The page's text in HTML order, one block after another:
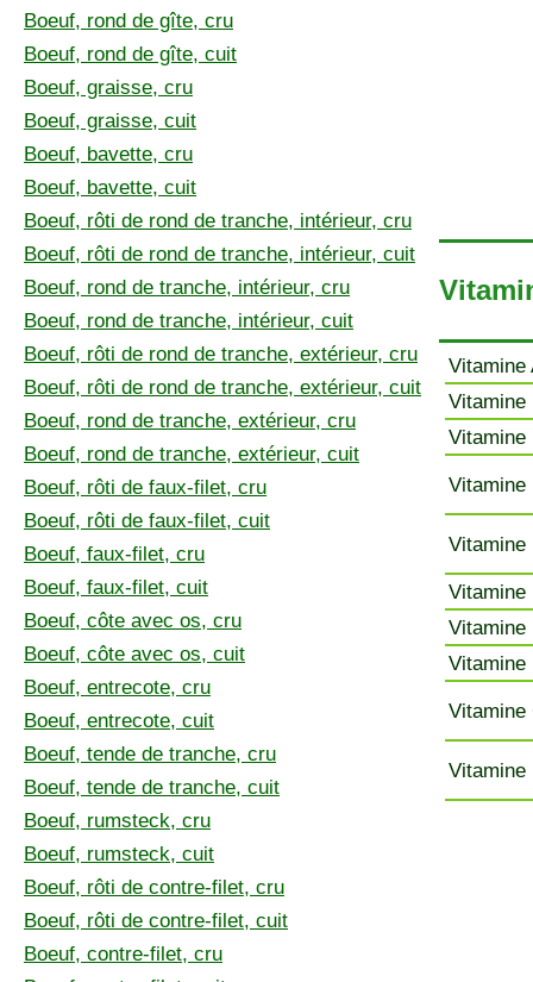
Boeuf, rond de gîte, cru
Boeuf, rond de gîte, cuit
Boeuf, graisse, cru
Boeuf, graisse, cuit
Boeuf, bavette, cru
Boeuf, bavette, cuit
Boeuf, rôti de rond de tranche, intérieur, cru
Boeuf, rôti de rond de tranche, intérieur, cuit
Boeuf, rond de tranche, intérieur, cru
Boeuf, rond de tranche, intérieur, cuit
Boeuf, rôti de rond de tranche, extérieur, cru
Boeuf, rôti de rond de tranche, extérieur, cuit
Boeuf, rond de tranche, extérieur, cru
Boeuf, rond de tranche, extérieur, cuit
Boeuf, rôti de faux-filet, cru
Boeuf, rôti de faux-filet, cuit
Boeuf, faux-filet, cru
Boeuf, faux-filet, cuit
Boeuf, côte avec os, cru
Boeuf, côte avec os, cuit
Boeuf, entrecote, cru
Boeuf, entrecote, cuit
Boeuf, tende de tranche, cru
Boeuf, tende de tranche, cuit
Boeuf, rumsteck, cru
Boeuf, rumsteck, cuit
Boeuf, rôti de contre-filet, cru
Boeuf, rôti de contre-filet, cuit
Boeuf, contre-filet, cru
Vitamine
Vitamine
Vitamine
Vitamine
Vitamine
Vitamine
Vitamine
Vitamine
Vitamine
Vitamine